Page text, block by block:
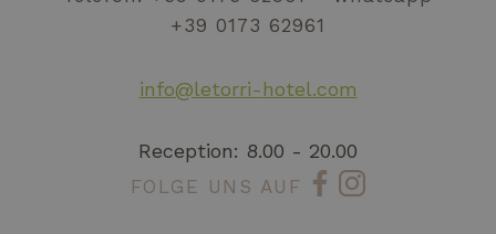
+39 0173 62961
info@letorri-hotel.com
Reception: 8.00 - 20.00
FOLGE UNS AUF